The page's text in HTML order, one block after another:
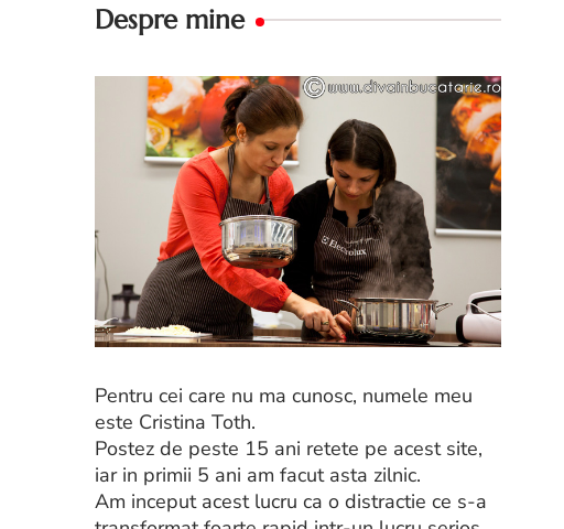
Despre mine
Pentru cei care nu ma cunosc, numele meu
este Cristina Toth.
Postez de peste 15 ani retete pe acest site,
iar in primii 5 ani am facut asta zilnic.
Am inceput acest lucru ca o distractie ce s-a